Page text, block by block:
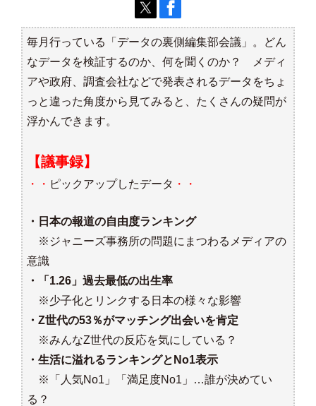
毎月行っている「データの裏側編集部会議」。どん
なデータを検証するのか、何を聞くのか？ メディ
アや政府、調査会社などで発表されるデータをちょ
っと違った角度から見てみると、たくさんの疑問が
浮かんできます。
【議事録】
・・ ピックアップしたデータ ・・
・日本の報道の自由度ランキング
※ジャニーズ事務所の問題にまつわるメディアの
意識
・「1.26」過去最低の出生率
※少子化とリンクする日本の様々な影響
・Z世代の53％がマッチング出会いを肯定
※みんなZ世代の反応を気にしている？
・生活に溢れるランキングとNo1表示
※「人気No1」「満足度No1」…誰が決めてい
る？